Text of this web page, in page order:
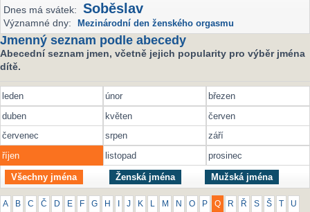
Dnes má svátek: Soběslav
Významné dny: Mezinárodní den ženského orgasmu
Jmenný seznam podle abecedy
Abecední seznam jmen, včetně jejich popularity pro výběr jména
dítě.
leden únor
březen
duben
květen
červen
červenec
srpen
září
říjen
listopad prosinec
Všechny jména Ženská jména Mužská jména
A B C Č D E F G H J K M N O P Q R Ř S Š U